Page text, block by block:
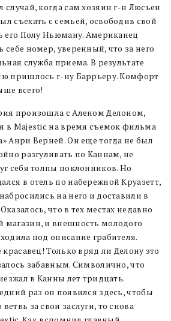
когда сам хозяин г-н Люсьен
съехать с семьей, освободив свой
его Полу Ньюману. Американец
себе номер, уверенный, что за него
служба приема. В результате
пришлось г-ну Баррьеру. Комфорт
всего!
произошла с Аленом Делоном,
в Majestic на время съемок фильма
Анри Верней. Он еще тогда не был
разгуливать по Каннам, не
себя толпы поклонников. Но
в отель по набережной Круазетт,
на него и доставили в
что в тех местах недавно
и внешность молодого
под описание грабителя.
Только вряд ли Делону это
забавным. Символично, что
в Канны лет тридцать.
раз он появился здесь, чтобы
за свои заслуги, то снова